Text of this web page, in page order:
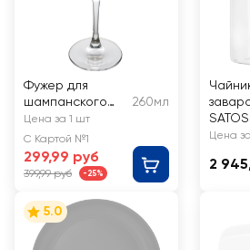
Фужер для
шампанского
BOR PASABAHCE
Elysia, чаша,
260мл, Арт.
440436 SL
260мл
Цена за 1 шт
С Картой №1
299,99 руб
399,99 руб -25%
Цена
2
5.0